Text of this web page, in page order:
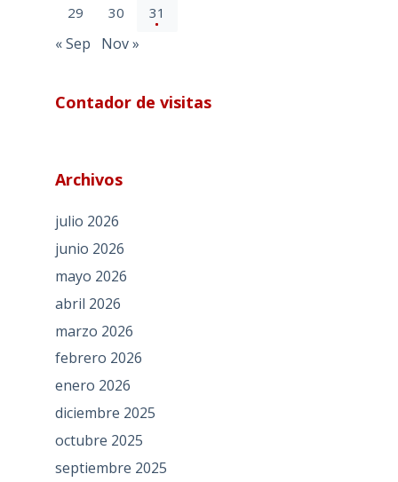
29 30 31
« Sep Nov »
Contador de visitas
Archivos
julio 2026
junio 2026
mayo 2026
abril 2026
marzo 2026
febrero 2026
enero 2026
diciembre 2025
octubre 2025
septiembre 2025